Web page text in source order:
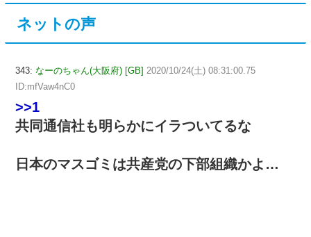
ネットの声
343: なーのちゃん(大阪府) [GB] 2020/10/24(土) 08:31:00.75
ID:mfVaw4nC0
>>1
共同通信社も明らかにイラついてるな
日本のマスゴミは共産党の下部組織かよ…